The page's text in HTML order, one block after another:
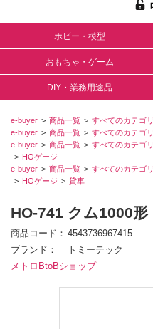
ホビー・模型
おもちゃ・ゲーム
DIY・業務用途品
e-buyer 商品一覧 すべてのカテゴリ
e-buyer
商品一覧 すべてのカテゴリ
e-buyer
商品一覧 すべてのカテゴリ
HOゲージ
e-buyer
商品一覧 すべてのカテゴリ
HOゲージ
貸車
HO-741 クム1000形
商品コード
4543736967415
ブランド
トミーテック
メトロBtoBショップ